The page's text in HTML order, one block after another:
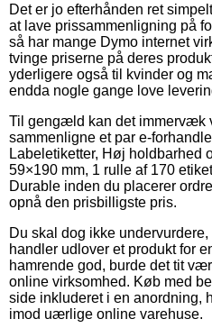
Det er jo efterhånden ret
at lave prissammenligning på
så har mange Dymo internet
tvinge priserne på deres
yderligere også til kvinder og
endda nogle gange love
Til gengæld kan det immervæk
sammenligne et par e-
Labeletiketter, Høj holdbarhed
59×190 mm, 1 rulle af 170
Durable inden du placerer
opnå den prisbilligste pris.
Du skal dog ikke
handler udlover et produkt for
hamrende god, burde det tit
online virksomhed. Køb med
side inkluderet i en anordning,
imod uærlige online varehuse.